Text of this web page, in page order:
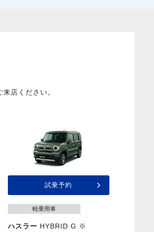
店ください。
試乗予約
軽乗用車
ハスラー HYBRID G ※